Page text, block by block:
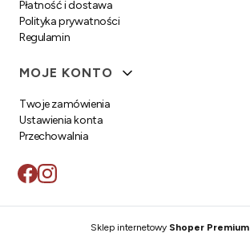
Płatność i dostawa
Polityka prywatności
Regulamin
MOJE KONTO
Twoje zamówienia
Ustawienia konta
Przechowalnia
Sklep internetowy Shoper Premium